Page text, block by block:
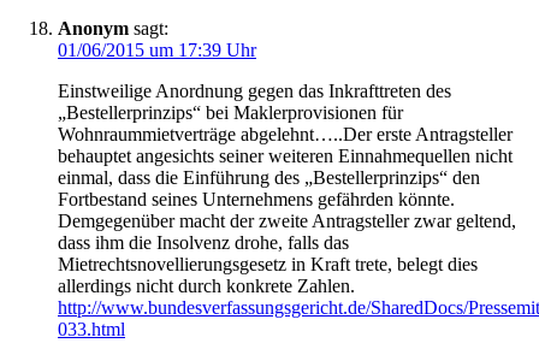
Anonym sagt:
01/06/2015 um 17:39 Uhr
Einstweilige Anordnung gegen das Inkrafttreten des
„Bestellerprinzips“ bei Maklerprovisionen für
Wohnraummietverträge abgelehnt…..Der erste Antragsteller
behauptet angesichts seiner weiteren Einnahmequellen nicht
einmal, dass die Einführung des „Bestellerprinzips“ den
Fortbestand seines Unternehmens gefährden könnte.
Demgegenüber macht der zweite Antragsteller zwar geltend,
dass ihm die Insolvenz drohe, falls das
Mietrechtsnovellierungsgesetz in Kraft trete, belegt dies
allerdings nicht durch konkrete Zahlen.
http://www.bundesverfassungsgericht.de/SharedDocs/
033.html